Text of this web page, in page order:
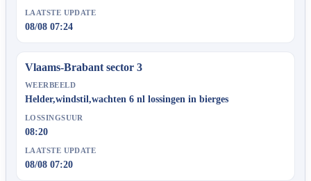
LAATSTE UPDATE
08/08 07:24
Vlaams-Brabant sector 3
WEERBEELD
Helder,windstil,wachten 6 nl lossingen in bierges
LOSSINGSUUR
08:20
LAATSTE UPDATE
08/08 07:20